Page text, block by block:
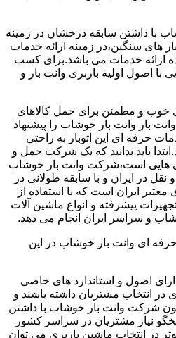
با داشتن سابقه درخشان در زمینه
های سنگین،در زمینه ارائه خدمات
ارائه خدمات می باشد.برای کسب
با اصول اولیه باربری وانت بار و
خوب و مطمئن برای حمل کالاهای
بار وانت بار خوشاب را پیشنهاد
حرفه ای این اتوبار به راحتی
باید بدانید که یک شرکت حمل و
هایی است،شرکت وانت بار خوشاب
در ایران و با سابقه طولانی در
ایران است که با استفاده از
پیشرفته و انواع ماشین آلات
و سراسر ایران انجام می دهد.
ای وانت بار خوشاب در این
اصول و استاندارد های خاصی
انتخاب مشتریان داشته باشند و
شرکت وانت بار خوشاب با داشتن
نیاز مشتریان در سراسر کشور
در انتخاب ماشین باربری می توان